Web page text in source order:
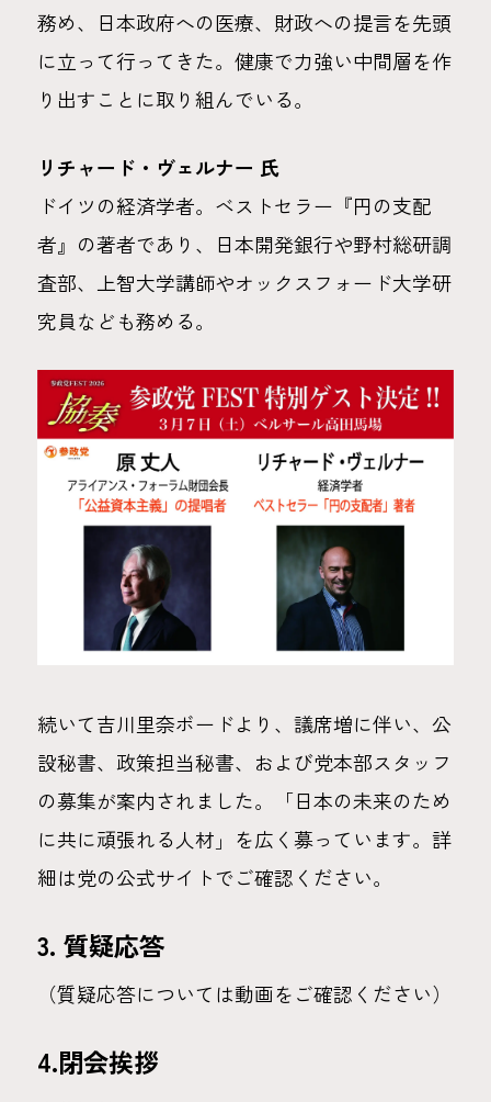
務め、日本政府への医療、財政への提言を先頭
に立って行ってきた。健康で力強い中間層を作
り出すことに取り組んでいる。
リチャード・ヴェルナー 氏
ドイツの経済学者。ベストセラー『円の支配
者』の著者であり、日本開発銀行や野村総研調
査部、上智大学講師やオックスフォード大学研
究員なども務める。
続いて吉川里奈ボードより、議席増に伴い、公
設秘書、政策担当秘書、および党本部スタッフ
の募集が案内されました。「日本の未来のため
に共に頑張れる人材」を広く募っています。詳
細は党の公式サイトでご確認ください。
3. 質疑応答
（質疑応答については動画をご確認ください）
4.閉会挨拶